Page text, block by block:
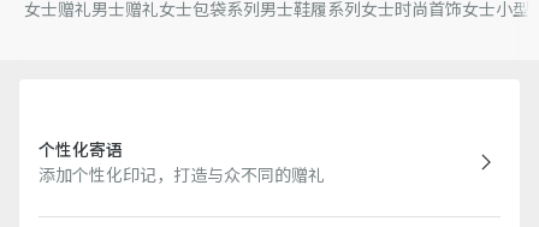
女士赠礼男士赠礼女士包袋系列男士鞋履系列女士时尚首饰女士小型
个性化寄语
添加个性化印记，打造与众不同的赠礼